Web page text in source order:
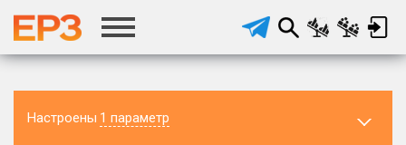
Настроены 1 параметр